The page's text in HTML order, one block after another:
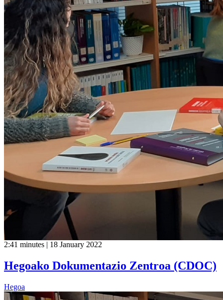
2:41 minutes | 18 January 2022
Hegoako Dokumentazio Zentroa (CDOC)
Hegoa